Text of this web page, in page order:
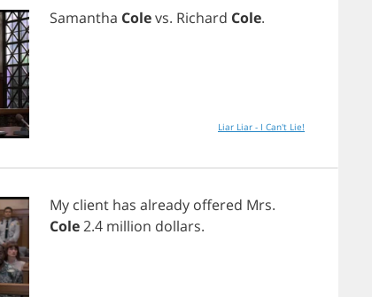
Samantha Colevs. Richard Cole.
Liar Liar - I Can't Lie!
My client has already offered Mrs.
Cole2.4 million dollars.